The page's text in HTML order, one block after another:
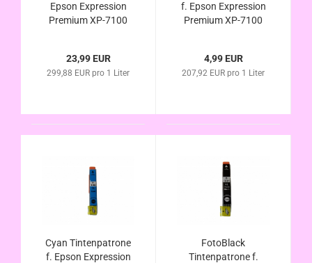
Epson Expression
Premium XP-7100
T3363 T3364
Orangen Tinten Serie
23,99 EUR
299,88 EUR pro 1 Liter
f. Epson Expression
Premium XP-7100
Orangen Tinten Serie
4,99 EUR
207,92 EUR pro 1 Liter
Cyan Tintenpatrone
f. Epson Expression
FotoBlack
Tintenpatrone f.